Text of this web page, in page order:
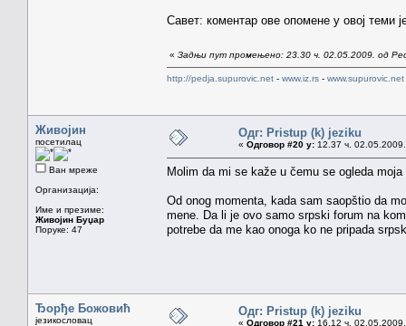
Савет: коментар ове опомене у овој теми
« Задњи пут промењено: 23.30 ч. 02.05.2009. од
http://pedja.supurovic.net - www.iz.rs - www.supurovic.net
Живојин
посетилац
Ван мреже
Организација:
Име и презиме:
Живојин Буџар
Поруке: 47
Одг: Pristup (k) jeziku
« Одговор #20 у: 12.37 ч.
Molim da mi se kaže u čemu se ogleda
Od onog momenta, kada sam saopštio da
mene. Da li je ovo samo srpski forum na
potrebe da me kao onoga ko ne pripada
Ђорђе Божовић
језикословац
Одг: Pristup (k) jeziku
« Одговор #21 у: 16.12 ч.